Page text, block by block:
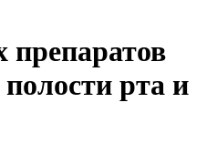
препаратов
рта и